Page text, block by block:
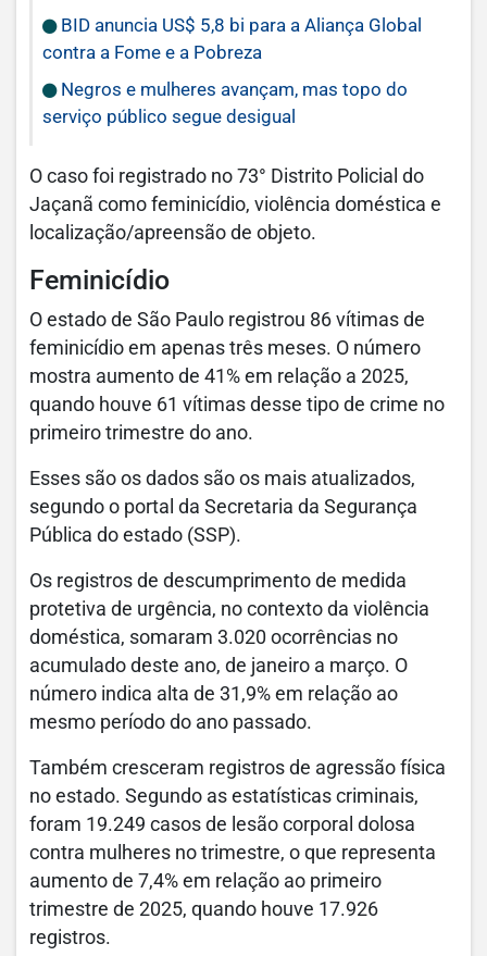
BID anuncia US$ 5,8 bi para a Aliança Global
contra a Fome e a Pobreza
Negros e mulheres avançam, mas topo do
serviço público segue desigual
O caso foi registrado no 73° Distrito Policial do
Jaçanã como feminicídio, violência doméstica e
localização/apreensão de objeto.
Feminicídio
O estado de São Paulo registrou 86 vítimas de
feminicídio em apenas três meses. O número
mostra aumento de 41% em relação a 2025,
quando houve 61 vítimas desse tipo de crime no
primeiro trimestre do ano.
Esses são os dados são os mais atualizados,
segundo o portal da Secretaria da Segurança
Pública do estado (SSP).
Os registros de descumprimento de medida
protetiva de urgência, no contexto da violência
doméstica, somaram 3.020 ocorrências no
acumulado deste ano, de janeiro a março. O
número indica alta de 31,9% em relação ao
mesmo período do ano passado.
Também cresceram registros de agressão física
no estado. Segundo as estatísticas criminais,
foram 19.249 casos de lesão corporal dolosa
contra mulheres no trimestre, o que representa
aumento de 7,4% em relação ao primeiro
trimestre de 2025, quando houve 17.926
registros.